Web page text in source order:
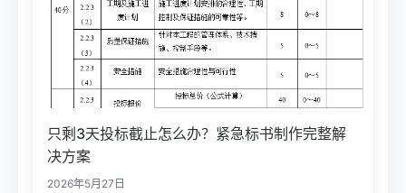
只剩3天投标截止怎么办？紧急标书制作完整解
决方案
2026年5月27日